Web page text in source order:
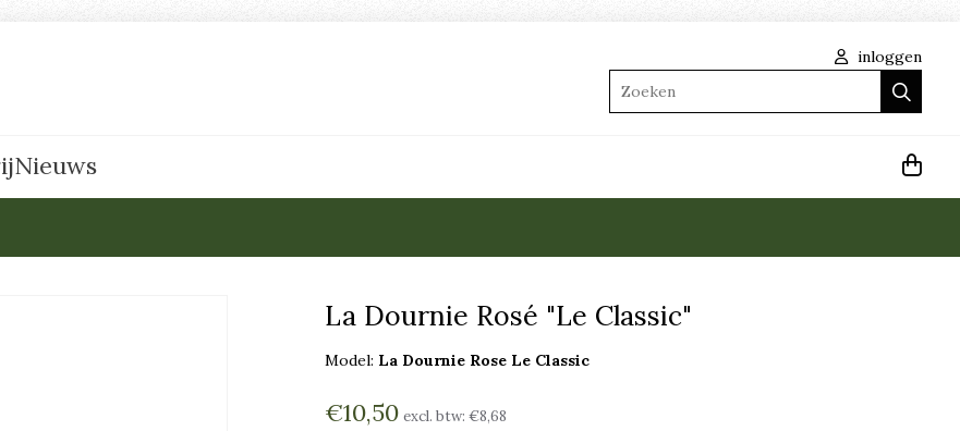
inloggen
Zoeken
Nieuws
La Dournie Rosé "Le Classic"
Model: La Dournie Rose Le Classic
€10,50 excl. btw:€8,68